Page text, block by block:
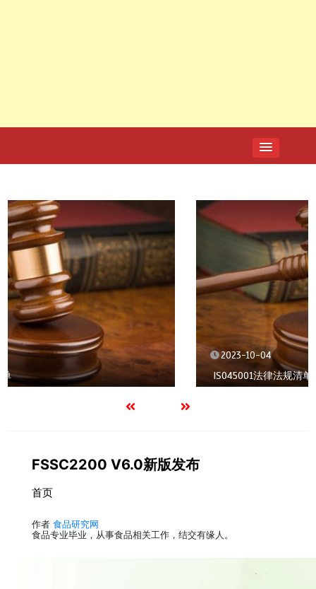
2023-10-04
ISO45001法律法规清单
FSSC2200 V6.0新版发布
首页
作者 食品研究网
食品专业毕业，从事食品相关工作，结交有缘人。